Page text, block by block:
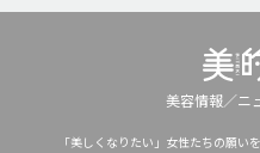
美容情報／ニ
「美しくなりたい」女性たちの願い